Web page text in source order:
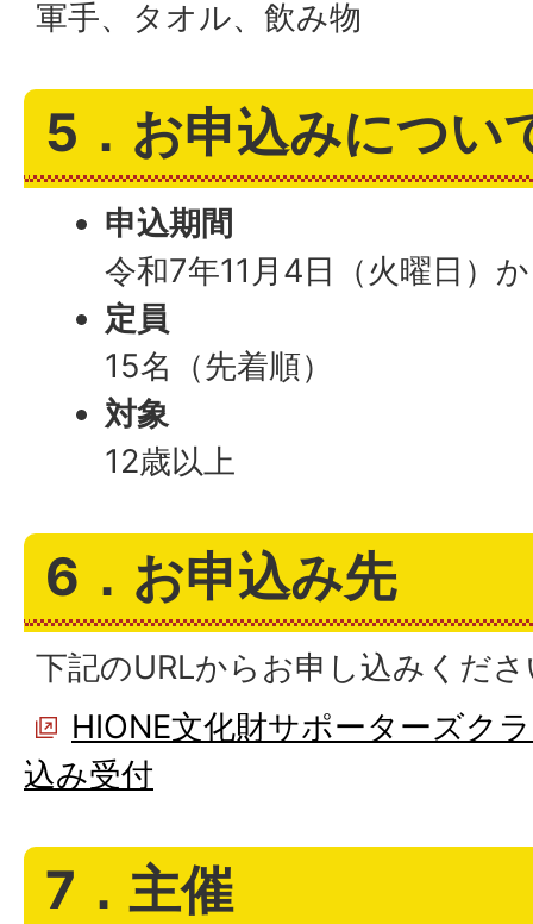
軍手、タオル、飲み物
5．お申込みについ
申込期間
令和7年11月4日（火曜日）
定員
15名（先着順）
対象
12歳以上
6．お申込み先
下記のURLからお申し込みくだ
HIONE文化財サポーターズク
込み受付
7．主催